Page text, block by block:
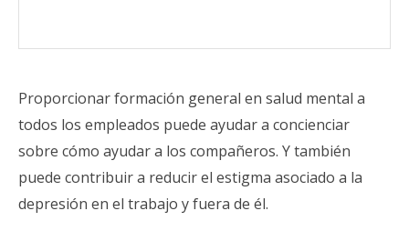
Proporcionar formación general en salud mental a
todos los empleados puede ayudar a concienciar
sobre cómo ayudar a los compañeros. Y también
puede contribuir a reducir el estigma asociado a la
depresión en el trabajo y fuera de él.